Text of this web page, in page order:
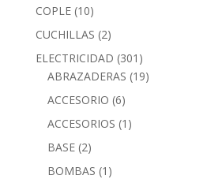
COPLE (10)
CUCHILLAS (2)
ELECTRICIDAD (301)
ABRAZADERAS (19)
ACCESORIO (6)
ACCESORIOS (1)
BASE (2)
BOMBAS (1)